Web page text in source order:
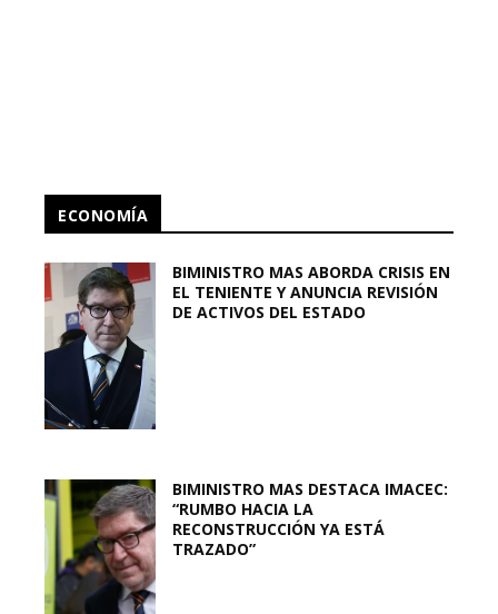
ECONOMÍA
BIMINISTRO MAS ABORDA CRISIS EN
EL TENIENTE Y ANUNCIA REVISIÓN
DE ACTIVOS DEL ESTADO
BIMINISTRO MAS DESTACA IMACEC:
“RUMBO HACIA LA
RECONSTRUCCIÓN YA ESTÁ
TRAZADO”